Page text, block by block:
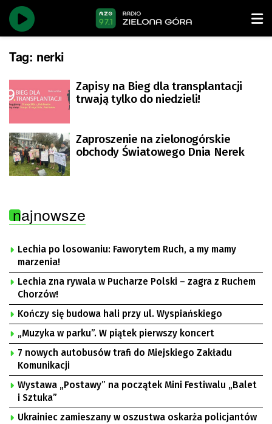
Tag: nerki
Zapisy na Bieg dla transplantacji
trwają tylko do niedzieli!
Zaproszenie na zielonogórskie
obchody Światowego Dnia Nerek
najnowsze
Lechia po losowaniu: Faworytem Ruch, a my mamy
marzenia!
Lechia zna rywala w Pucharze Polski – zagra z Ruchem
Chorzów!
Kończy się budowa hali przy ul. Wyspiańskiego
„Muzyka w parku”. W piątek pierwszy koncert
7 nowych autobusów trafi do Miejskiego Zakładu
Komunikacji
Wystawa „Postawy” na początek Mini Festiwalu „Balet
i Sztuka”
Ukrainiec zamieszany w oszustwa oskarża policjantów